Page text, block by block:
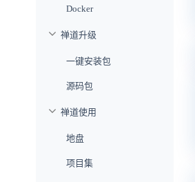
Docker
禅道升级
一键安装包
源码包
禅道使用
地盘
项目集